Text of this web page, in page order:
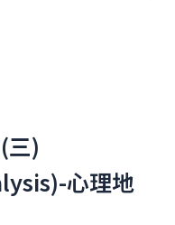
三)
心理地